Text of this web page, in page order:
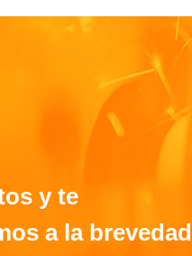
y te
a la brevedad